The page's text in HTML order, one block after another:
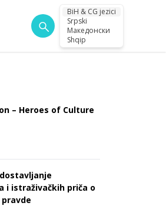
BiH & CG jezici
Srpski
Македонски
Shqip
– Heroes of Culture
i istraživačkih priča o